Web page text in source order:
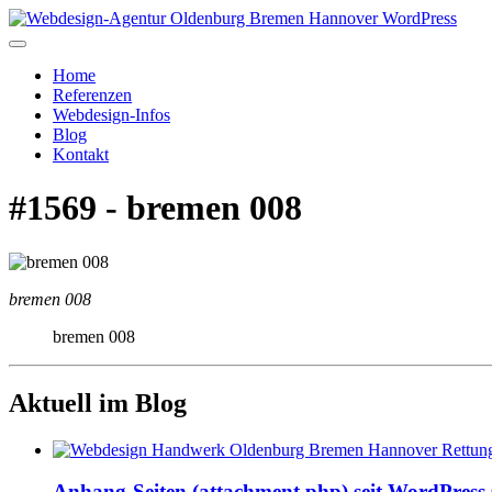
Home
Referenzen
Webdesign-Infos
Blog
Kontakt
#1569 - bremen 008
bremen 008
bremen 008
Aktuell im Blog